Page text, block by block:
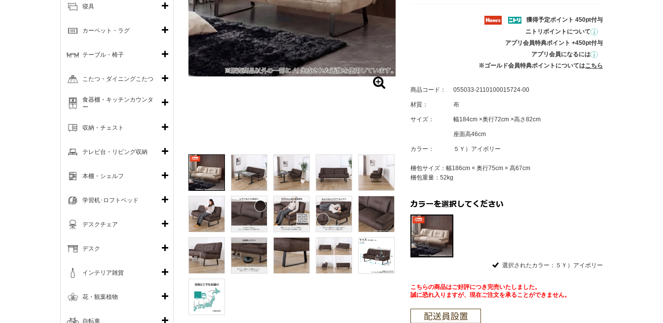
獲得予定ポイント 450pt付与
ニトリポイントについて
アプリ会員特典ポイント +450pt付与
アプリ会員になるには
※ゴールド会員特典ポイントについてはこちら
商品コード： 055033-2110100015724-00
材質： 布
サイズ： 幅184cm ×奥行72cm ×高さ82cm
座面高46cm
カラー： ５Ｙ）アイボリー
梱包サイズ：幅186cm × 奥行75cm × 高67cm
梱包重量：52kg
選択されたカラー：５Ｙ）アイボリー
こちらの商品はご好評につき完売いたしました。
誠に恐れ入りますが、現在ご注文を承ることができません。
寝具
カーペット・ラグ
テーブル・椅子
こたつ・ダイニングこたつ
食器棚・キッチンカウンタ
ー
収納・チェスト
テレビ台・リビング収納
本棚・シェルフ
学習机･ロフトベッド
デスクチェア
デスク
インテリア雑貨
花・観葉植物
自転車